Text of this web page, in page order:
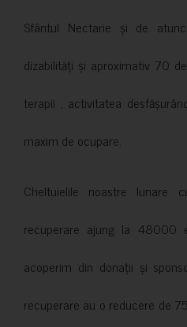
Sfântul Nectarie și de
dizabilități și aproximativ 70
terapii , activitatea
maxim de ocupare.
Cheltuielile noastre lunare
recuperare ajung la 48000
acoperim din donații și
recuperare au o reducere de